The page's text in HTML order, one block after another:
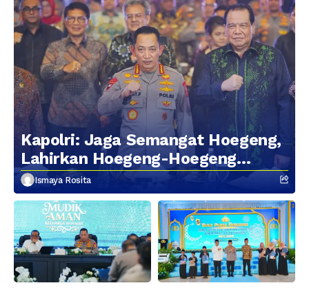
Kapolri: Jaga Semangat Hoegeng,
Lahirkan Hoegeng-Hoegeng
Berikutnya
Ismaya Rosita